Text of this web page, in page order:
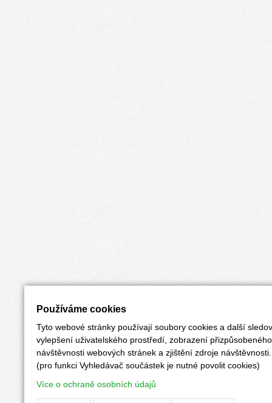
Používáme cookies
Tyto webové stránky používají soubory cookies a další
vylepšení uživatelského prostředí, zobrazení
návštěvnosti webových stránek a zjištění zdroje návštěvnosti.
(pro funkci Vyhledávač součástek je nutné povolit cookies)
Více o ochraně osobních údajů